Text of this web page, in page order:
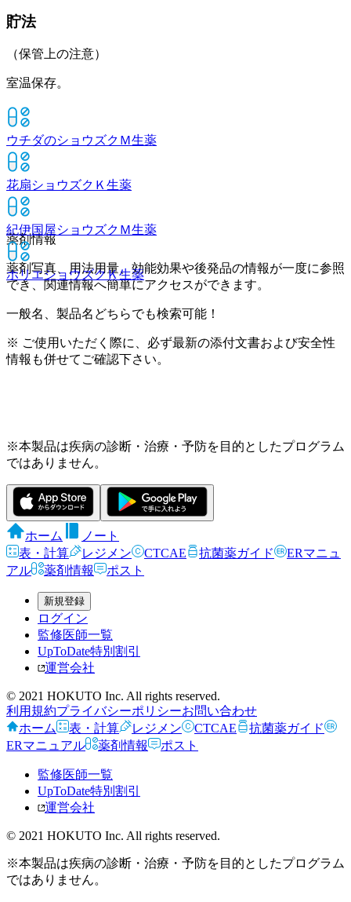
貯法
（保管上の注意）
室温保存。
ウチダのショウズクＭ生薬
花扇ショウズクＫ 生薬
紀伊国屋ショウズクＭ生薬
ホリエショウズクＫ生薬
薬剤情報
薬剤写真、用法用量、効能効果や後発品の情報が一度に参照
でき、関連情報へ簡単にアクセスができます。
一般名、製品名どちらでも検索可能！
※ ご使用いただく際に、必ず最新の添付文書および安全性
情報も併せてご確認下さい。
※本製品は疾病の診断・治療・予防を目的としたプログラム
ではありません。
ホーム
ノート
表・計算
レジメン CTCAE 抗菌薬ガイド
ERマニュ
アル
薬剤情報 ポスト
新規登録
ログイン
監修医師一覧
UpToDate特別割引
運営会社
© 2021 HOKUTO Inc. All rights reserved.
利用規約プライバシーポリシーお問い合わせ
ホーム
表・計算 レジメン CTCAE
抗菌薬ガイド
ERマニュアル
薬剤情報 ポスト
監修医師一覧
UpToDate特別割引
運営会社
© 2021 HOKUTO Inc. All rights reserved.
※本製品は疾病の診断・治療・予防を目的としたプログラム
ではありません。